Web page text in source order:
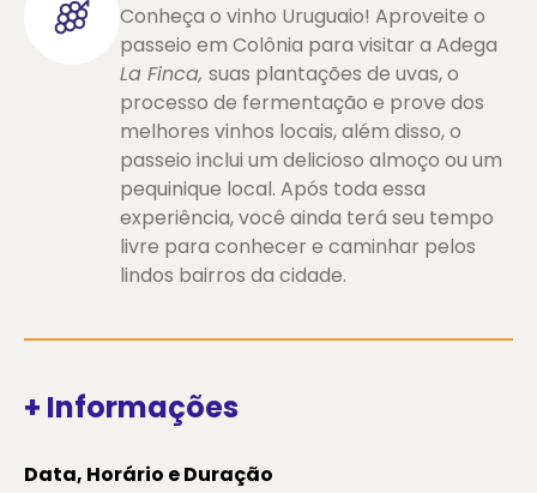
Conheça o vinho Uruguaio! Aproveite o
passeio em Colônia para visitar a Adega
La Finca, suas plantações de uvas, o
processo de fermentação e prove dos
melhores vinhos locais, além disso, o
passeio inclui um delicioso almoço ou um
pequinique local. Após toda essa
experiência, você ainda terá seu tempo
livre para conhecer e caminhar pelos
lindos bairros da cidade.
+ Informações
Data, Horário e Duração